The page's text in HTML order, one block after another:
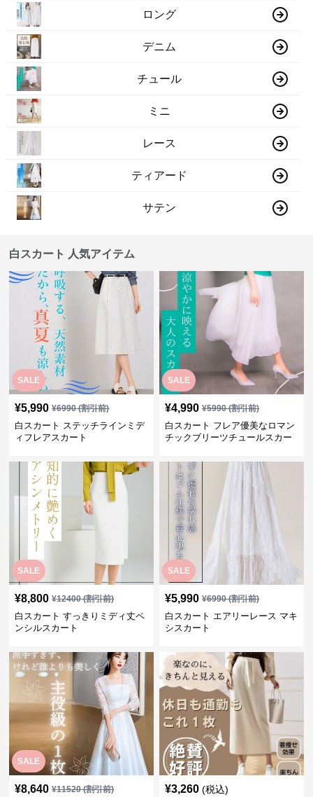
ロング
デニム
チュール
ミニ
レース
ティアード
サテン
白スカート 人気アイテム
SALE
¥5,990 ¥6990(割引前)
白スカート ステッチラインミデ
ィフレアスカート
SALE
¥4,990 ¥5990(割引前)
白スカート フレア優美なロマン
チックブリーツチュールスカー
SALE
¥8,800 ¥12400(割引前)
白スカート すっきりミディ丈ペ
ンシルスカート
SALE
¥5,990 ¥6990(割引前)
白スカート エアリーレース マキ
シスカート
SALE
¥8,640 ¥11520(割引前) ¥3,260 (税込)